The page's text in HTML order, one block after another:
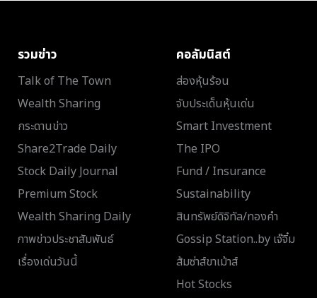
รวมข่าว
Talk of The Town
Wealth Sharing
กระดานข่าว
Share2Trade Daily
Stock Daily Journal
Premium Stock
Wealth Sharing Daily
ภาพข่าวประชาสัมพันธ์
เรื่องเด่นวันนี้
คอลัมนิสต์
ส่องหุ้นร้อน
จับประเด็นหุ้นเด่น
Smart Investment
The IPO
Fund / Insurance
Sustainability
สินทรัพย์ดิจิทัล/ทองคำ
Gossip Station..by เจ๊จิ๋ม
ส้มซ่าส์ขาเม้าส์
Hot Stocks